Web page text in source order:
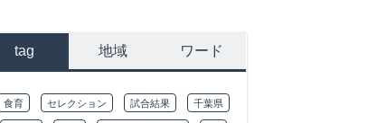
tag 地域 ワード
食育 セレクション 試合結果 千葉県